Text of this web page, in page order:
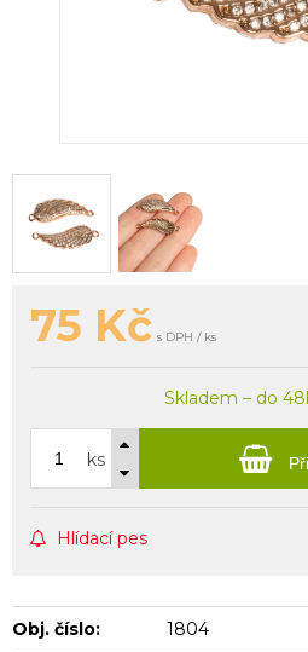
75 Kč s DPH / ks
Skladem – do
ks
Hlídací pes
Obj. číslo: 1804